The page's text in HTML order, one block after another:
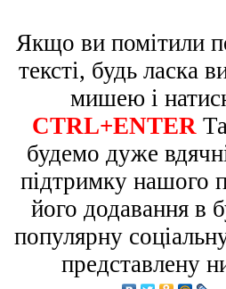
Якщо ви помітили
тексті, будь ласка
мишею і
CTRL+ENTER
будемо дуже
підтримку нашого
його додавання в
популярну
представлену